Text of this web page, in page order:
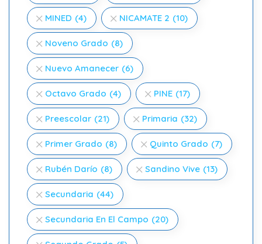
MINED (4) NICAMATE 2 (10)
Noveno Grado (8)
Nuevo Amanecer (6)
Octavo Grado (4) PINE (17)
Preescolar (21) Primaria (32)
Primer Grado (8) Quinto Grado (7)
Rubén Darío (8) Sandino Vive (13)
Secundaria (44)
Secundaria En El Campo (20)